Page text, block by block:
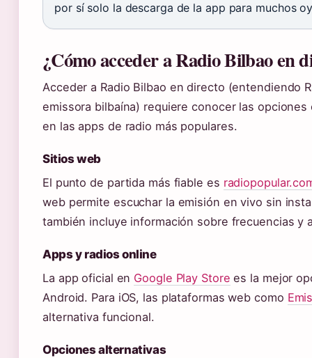
por sí solo la descarga de la app para muchos
¿Cómo acceder a Radio Bilbao en
Acceder a Radio Bilbao en directo (entendiendo
emissora bilbaína) requiere conocer las
en las apps de radio más populares.
Sitios web
El punto de partida más fiable es
web permite escuchar la emisión en vivo sin
también incluye información sobre frecuencias y
Apps y radios online
La app oficial en Google Play Store es la mejor
Android. Para iOS, las plataformas web como
alternativa funcional.
Opciones alternativas